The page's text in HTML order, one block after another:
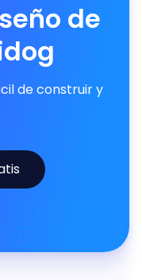
de
de construir y